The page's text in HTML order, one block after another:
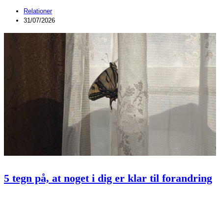
Relationer
31/07/2026
5 tegn på, at noget i dig er klar til forandring